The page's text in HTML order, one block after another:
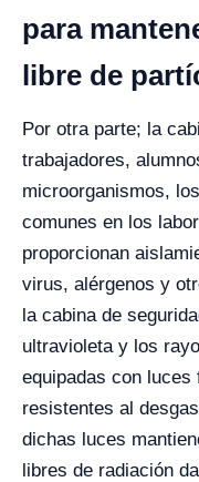
para
libre de
Por otra parte; la
trabajadores,
microorganismos,
comunes en los
proporcionan
virus, alérgenos y
la cabina de
ultravioleta y los
equipadas con
resistentes al
dichas luces
libres de radiación